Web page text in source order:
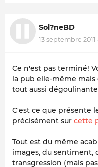
Sol?neBD
13 septembre 2011
Ce n'est pas terminé!
la pub elle-même
tout aussi
C'est ce que présente
précisément sur cette
Tout est du même
images, du sentiment,
transgression (mais